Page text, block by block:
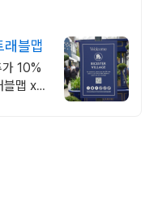
블맵
10%
블맵 x